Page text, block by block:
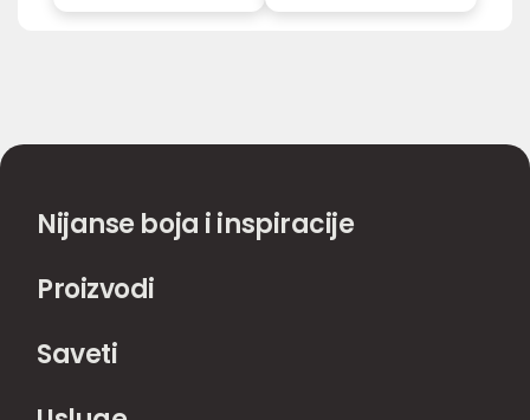
Nijanse boja i inspiracije
Proizvodi
Saveti